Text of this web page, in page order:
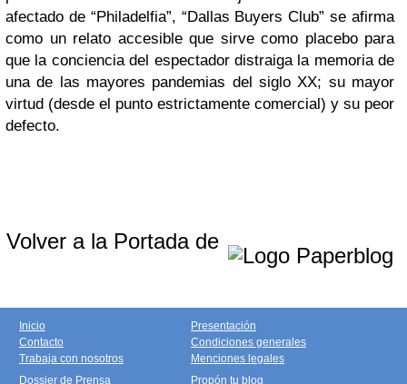
afectado de “Philadelfia”, “Dallas Buyers Club” se afirma
como un relato accesible que sirve como placebo para
que la conciencia del espectador distraiga la memoria de
una de las mayores pandemias del siglo XX; su mayor
virtud (desde el punto estrictamente comercial) y su peor
defecto.
Volver a la Portada de
Inicio
Contacto
Trabaja con nosotros
Presentación
Condiciones generales
Menciones legales
Dossier de Prensa
Propón tu blog